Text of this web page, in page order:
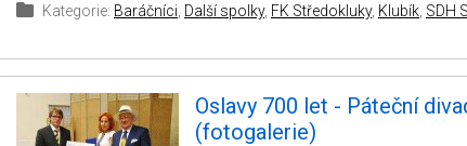
Kategorie: Baráčníci Další spolky, FK Středokluky, Klubík SDH
Oslavy 700 let - Páteční
(fotogalerie)